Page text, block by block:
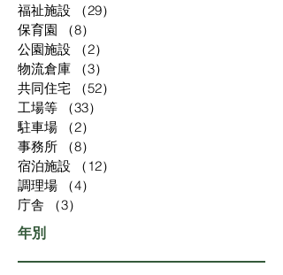
福祉施設
（29）
保育園
（8）
公園施設
（2）
物流倉庫
（3）
共同住宅
（52）
工場等
（33）
駐車場
（2）
事務所
（8）
宿泊施設
（12）
調理場
（4）
庁舎
（3）
年別